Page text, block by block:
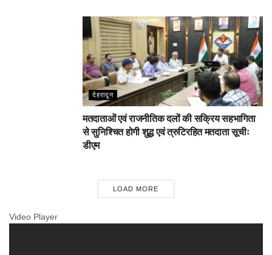
देहरादून
मतदाताओं एवं राजनीतिक दलों की सक्रिय सहभागिता
से सुनिश्चित होगी शुद्ध एवं त्रुटिरहित मतदाता सूचीः
डीएम
LOAD MORE
Video Player